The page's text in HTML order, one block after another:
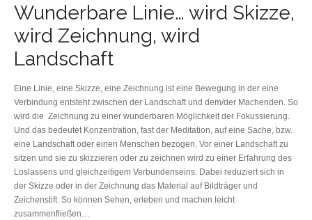
Wunderbare Linie… wird Skizze,
wird Zeichnung, wird
Landschaft
Eine Linie, eine Skizze, eine Zeichnung ist eine Bewegung in der eine
Verbindung entsteht zwischen der Landschaft und dem/der Machenden. So
wird die Zeichnung zu einer wunderbaren Möglichkeit der Fokussierung.
Und das bedeutet Konzentration, fast der Meditation, auf eine Sache, bzw.
eine Landschaft oder einen Menschen bezogen. Vor einer Landschaft zu
sitzen und sie zu skizzieren oder zu zeichnen wird zu einer Erfahrung des
Loslassens und gleichzeitigem Verbundenseins. Dabei reduziert sich in
der Skizze oder in der Zeichnung das Material auf Bildträger und
Zeichenstift. So können Sehen, erleben und machen leicht
zusammenfließen…